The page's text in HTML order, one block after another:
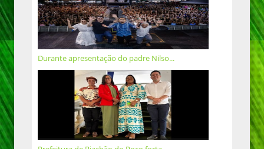
Durante apresentação do padre Nilso...